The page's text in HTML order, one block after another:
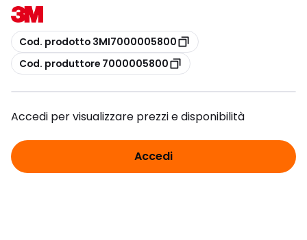
copia
Cod. prodotto 3MI7000005800
copia
Cod. produttore 7000005800
Accedi per visualizzare prezzi e disponibilità
Accedi